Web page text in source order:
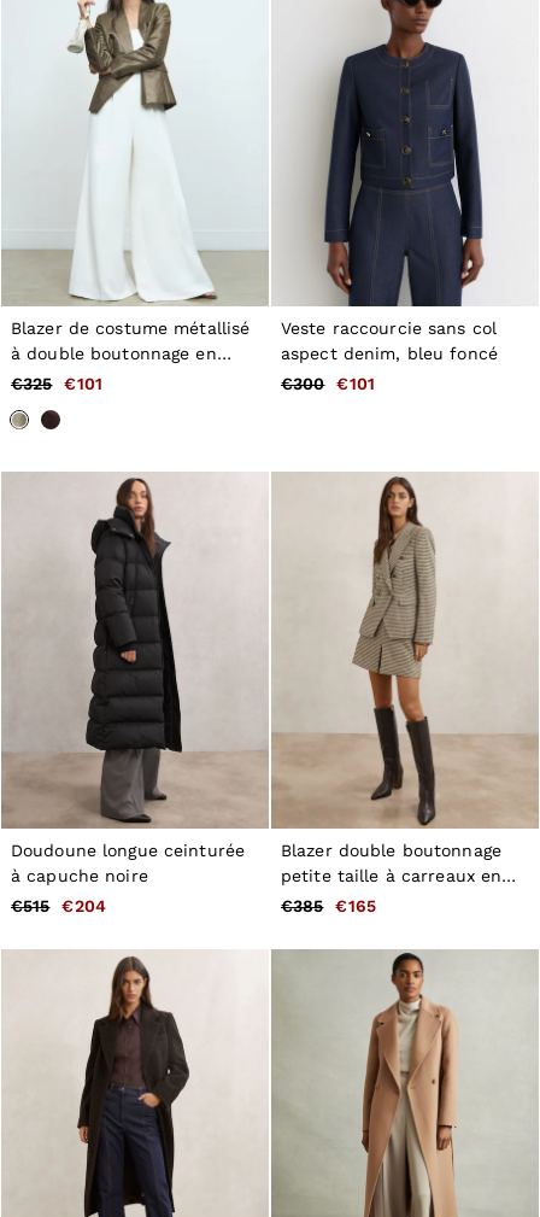
Blazer de costume métallisé
à double boutonnage en
coton coloris or
€325 €101
Veste raccourcie sans col
aspect denim, bleu foncé
€300
€101
Doudoune longue ceinturée
à capuche noire
€515
€204
Blazer double boutonnage
petite taille à carreaux en
mélange de laine, couleur
€385 €165